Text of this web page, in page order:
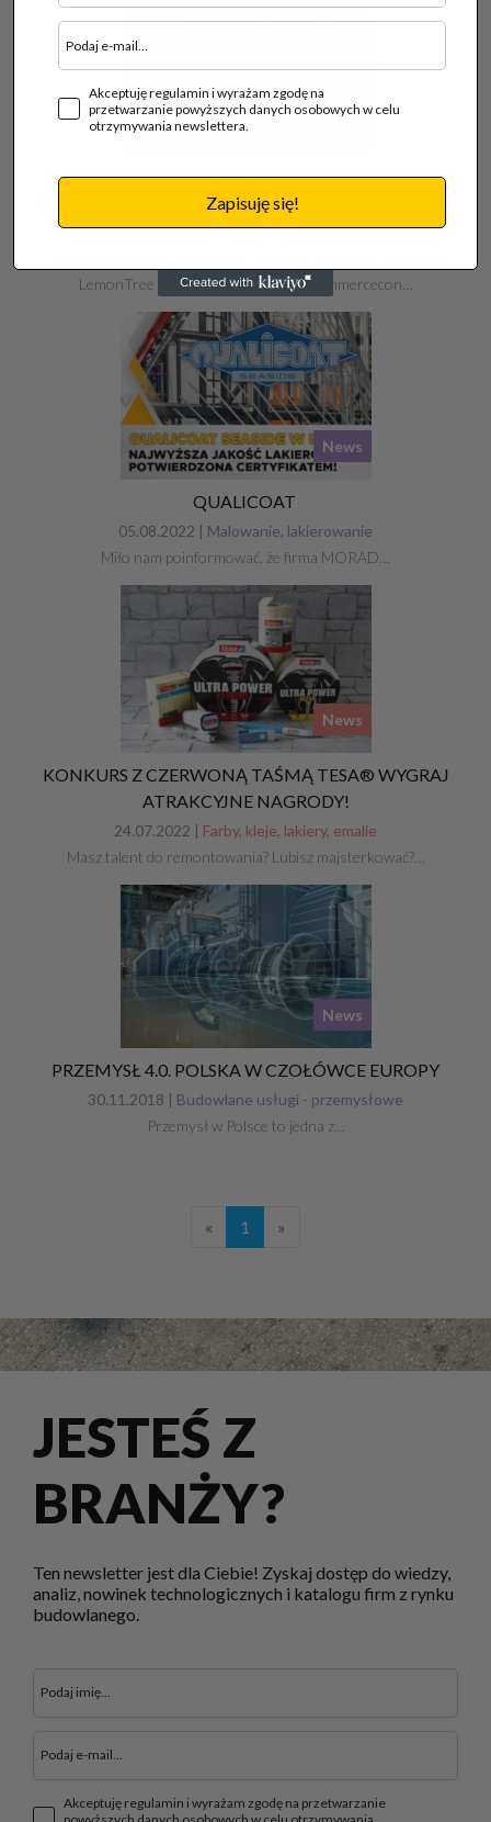
News
STARTUJE INWESTYCJA LEMONTREE W ZABRZU.
KOMPLEKS USŁUGOWO-LOGISTYCZNY BOOSTER Z
WMUROWANYM KAMIENIEM WĘGIELNYM
LemonTree we współpracy z firmą Commercecon…
News
QUALICOAT
05.08.2022 | Malowanie, lakierowanie
Miło nam poinformować, że firma MORAD…
News
KONKURS Z CZERWONĄ TAŚMĄ TESA® WYGRAJ
ATRAKCYJNE NAGRODY!
24.07.2022 | Farby, kleje, lakiery, emalie
Masz talent do remontowania? Lubisz majsterkować?…
News
PRZEMYSŁ 4.0. POLSKA W CZOŁÓWCE EUROPY
30.11.2018 | Budowlane usługi - przemysłowe
Przemysł w Polsce to jedna z…
« 1 »
JESTEŚ Z
BRANŻY?
Ten newsletter jest dla Ciebie! Zyskaj dostęp do wiedzy,
analiz, nowinek technologicznych i katalogu firm z rynku
budowlanego.
Akceptuję regulamin i wyrażam zgodę na przetwarzanie
Akceptuję regulamin i wyrażam zgodę na
przetwarzanie powyższych danych osobowych w celu
otrzymywania newslettera.
Zapisuję się!